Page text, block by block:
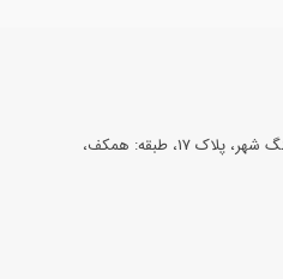
17، طبقه: همکف،